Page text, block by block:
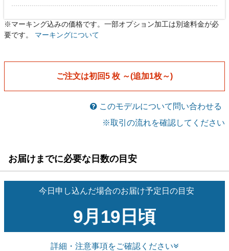
ゲームシャツ [bszt-su044]
[bpzs-su044]
メーカー希望小売価格￥7,590 ￥6,450税込
ゲームシャツ [bszt-su044]
[bpzs-su044]
メーカー希望小売価格￥7,590 ￥6,070税込
※マーキング込みの価格です。一部オプション加工は別途料金が必
要です。 マーキングについて
ご注文は初回5 枚 ～(追加1枚～)
このモデルについて問い合わせる
※取引の流れを確認してください
お届けまでに必要な日数の目安
今日申し込んだ場合のお届け予定日の目安
9月19日頃
詳細・注意事項をご確認ください